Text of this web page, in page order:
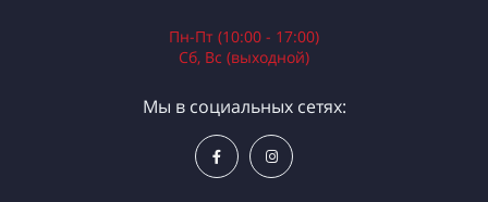
Пн-Пт (10:00 - 17:00)
Сб, Вс (выходной)
Мы в социальных сетях: